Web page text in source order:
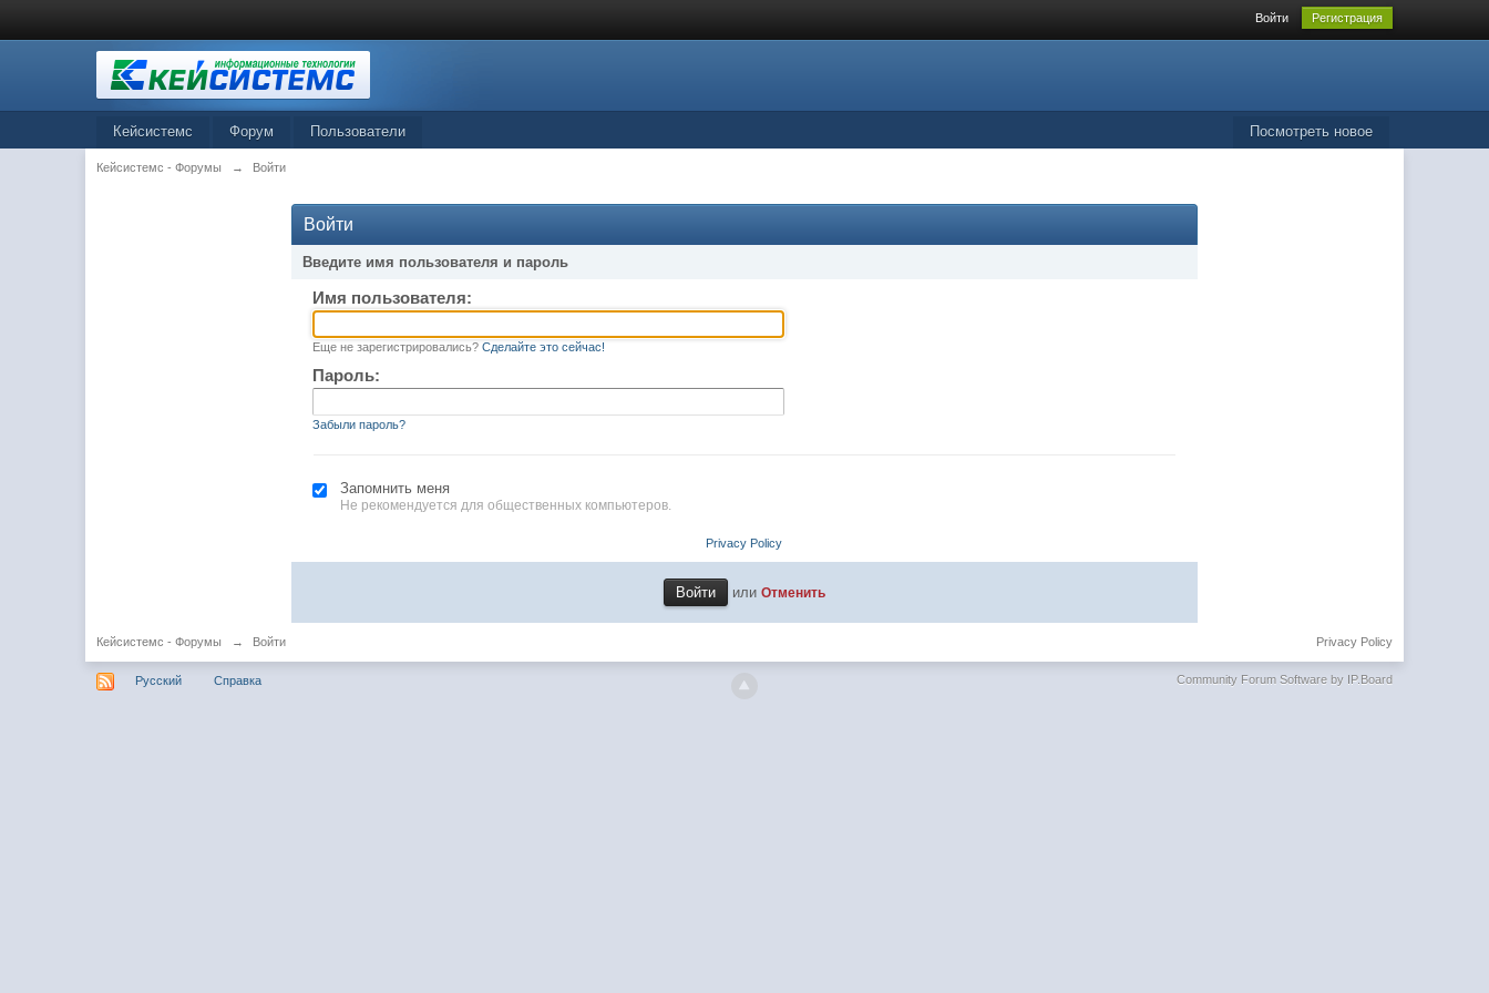
Войти Регистрация
Посмотреть новое
Кейсистемс Форум Пользователи
Кейсистемс - Форумы → Войти
Войти
Введите имя пользователя и пароль
Имя пользователя:
Еще не зарегистрировались? Сделайте это сейчас!
Пароль:
Забыли пароль?
Запомнить меня
Не рекомендуется для общественных компьютеров.
Privacy Policy
или Отменить
Кейсистемс - Форумы → Войти Privacy Policy
Русский Справка Community Forum Software by IP.Board